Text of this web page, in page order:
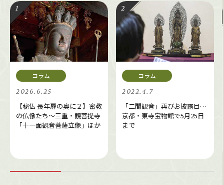
2026.6.25
【秘仏 長年扉の奥に２】密教
の仏像たち～三重・観菩提寺
「十一面観音菩薩立像」ほか
2022.4.7
「二間観音」再びお披露目…
京都・東寺宝物館で5月25日
まで